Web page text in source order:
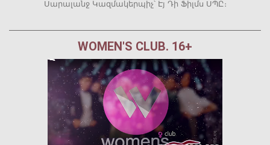
Սարալանջ Կազմակերպիչ՝ Էյ Դի Ֆիլմս ՍՊԸ։
WOMEN'S CLUB. 16+